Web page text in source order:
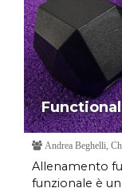
Andrea Beghelli,
Allenamento
funzionale è